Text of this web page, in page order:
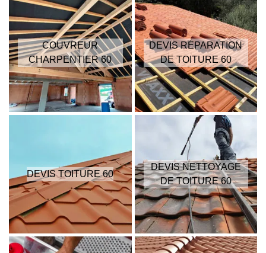
COUVREUR
CHARPENTIER 60
DEVIS RÉPARATION
DE TOITURE 60
DEVIS TOITURE 60
DEVIS NETTOYAGE
DE TOITURE 60